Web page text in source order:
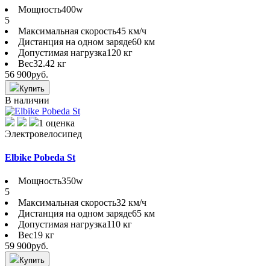
Мощность400w
5
Максимальная скорость45 км/ч
Дистанция на одном заряде60 км
Допустимая нагрузка120 кг
Вес32.42 кг
56 900руб.
Купить
В наличии
1 оценка
Электровелосипед
Elbike Pobeda St
Мощность350w
5
Максимальная скорость32 км/ч
Дистанция на одном заряде65 км
Допустимая нагрузка110 кг
Вес19 кг
59 900руб.
Купить